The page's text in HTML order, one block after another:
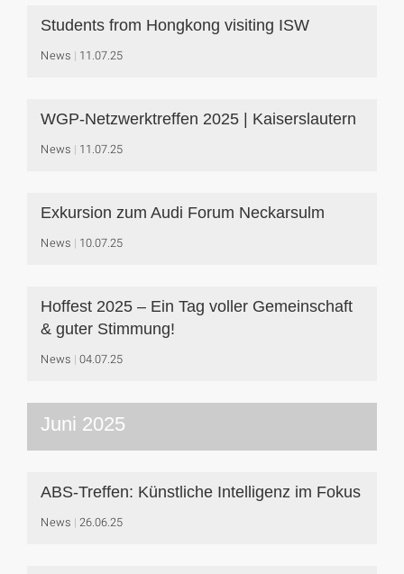
Students from Hongkong visiting ISW
News 11.07.25
WGP-Netzwerktreffen 2025 | Kaiserslautern
News 11.07.25
Exkursion zum Audi Forum Neckarsulm
News 10.07.25
Hoffest 2025 – Ein Tag voller Gemeinschaft
& guter Stimmung!
News 04.07.25
Juni 2025
ABS-Treffen: Künstliche Intelligenz im Fokus
News 26.06.25